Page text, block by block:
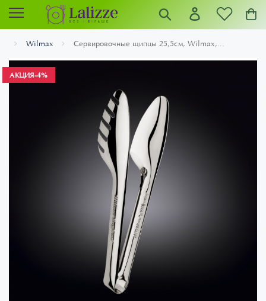
Wilmax Сервировочные щипцы 25,5см, Wilmax,...
АКЦИЯ-4%